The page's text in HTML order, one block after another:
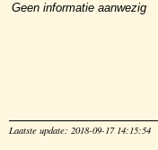
Geen informatie aanwezig
Laatste update: 2018-09-17 14:15:54